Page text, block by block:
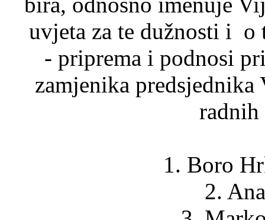
uvjeta za te dužnosti i o
- priprema i podnosi
zamjenika
1. Boro
2.